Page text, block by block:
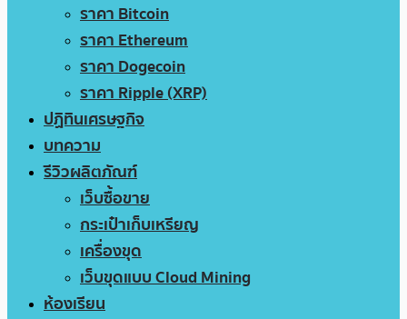
ราคา Bitcoin
ราคา Ethereum
ราคา Dogecoin
ราคา Ripple (XRP)
ปฏิทินเศรษฐกิจ
บทความ
รีวิวผลิตภัณฑ์
เว็บซื้อขาย
กระเป๋าเก็บเหรียญ
เครื่องขุด
เว็บขุดแบบ Cloud Mining
ห้องเรียน